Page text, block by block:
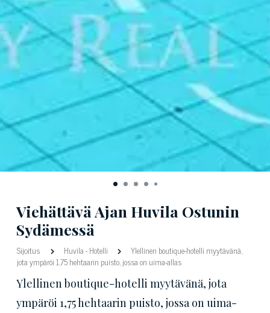
Viehättävä Ajan Huvila Ostunin
Sydämessä
Sijoitus Huvila-Hotelli
Ylellinen boutique-hotelli myytävänä,
jota ympäröi 1,75 hehtaarin puisto, jossa on uima-allas
Ylellinen boutique-hotelli myytävänä, jota
ympäröi 1,75 hehtaarin puisto, jossa on uima-